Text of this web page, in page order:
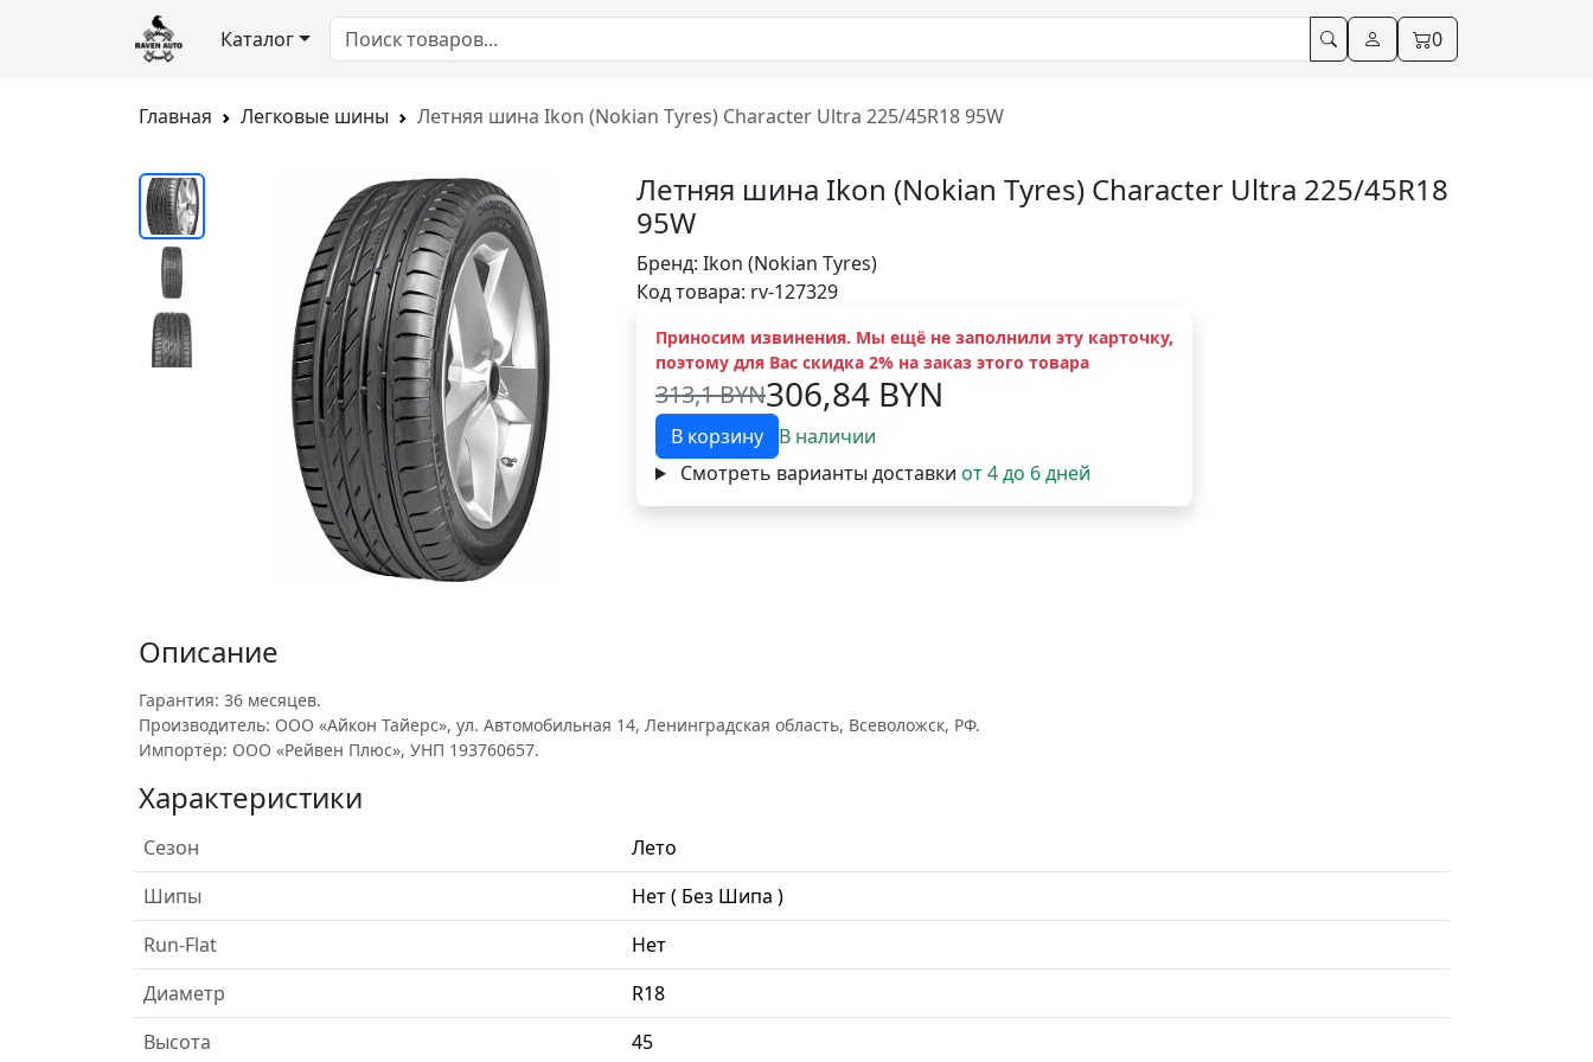
Каталог 0
Главная Легковые шины Летняя шина Ikon (Nokian Tyres) Character Ultra 225/45R18 95W
Летняя шина Ikon (Nokian Tyres) Character Ultra 225/45R18
95W
Бренд: Ikon (Nokian Tyres)
Код товара: rv-127329
Приносим извинения. Мы ещё не заполнили эту карточку,
поэтому для Вас скидка 2% на заказ этого товара
313,1 BYN306,84 BYN
В корзину
В наличии
Смотреть варианты доставки от 4 до 6 дней
Описание
Гарантия: 36 месяцев.
Производитель: ООО «Айкон Тайерс», ул. Автомобильная 14, Ленинградская область, Всеволожск, РФ.
Импортёр: ООО «Рейвен Плюс», УНП 193760657.
Характеристики
Сезон
Лето
Шипы
Нет ( Без Шипа )
Run-Flat
Нет
Диаметр
R18
Высота
45